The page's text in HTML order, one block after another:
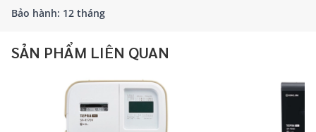
Bảo hành: 12 tháng
SẢN PHẨM LIÊN QUAN